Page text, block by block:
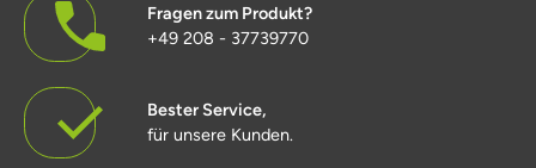
Fragen zum Produkt?
+49 208 - 37739770
Bester Service,
für unsere Kunden.